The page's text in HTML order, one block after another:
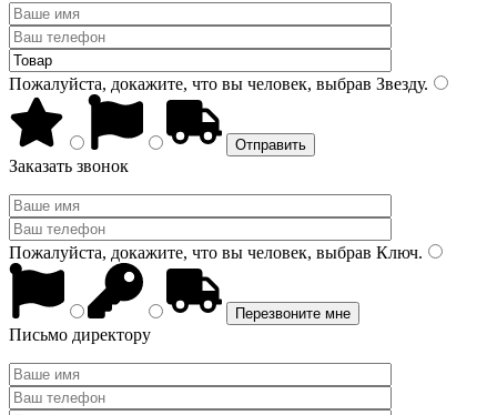
Пожалуйста, докажите, что вы человек, выбрав Звезду.
Заказать звонок
Пожалуйста, докажите, что вы человек, выбрав Ключ.
Письмо директору